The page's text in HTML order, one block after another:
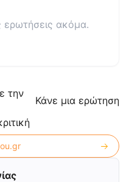
ακόμα.
την
Κάνε μια ερώτηση